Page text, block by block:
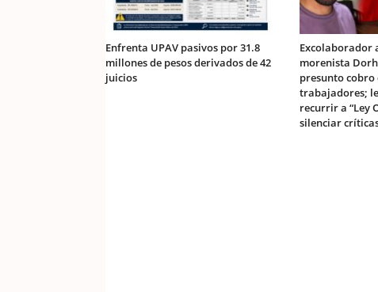
Enfrenta UPAV pasivos por 31.8
millones de pesos derivados de 42
juicios
Excolaborador
morenista
presunto cobro
trabajadores;
recurrir a “Ley
silenciar